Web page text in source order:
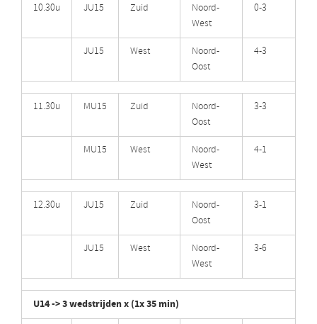
10.30u JU15 Zuid
Noord-
West
0-3
JU15 West
Noord-
Oost
4-3
11.30u MU15 Zuid
Noord-
Oost
3-3
MU15 West
Noord-
West
4-1
12.30u JU15 Zuid
Noord-
Oost
3-1
JU15 West
Noord-
West
3-6
U14 -> 3 wedstrijden x (1x 35 min)